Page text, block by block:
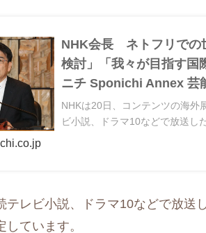
NHK会長 ネトフリでの
検討」「我々が目指す国
ニチ Sponichi Annex 芸
NHKは20日、コンテンツの海外
ビ小説、ドラマ10などで放送し
テレビ小説、ドラマ10などで放送
ています。